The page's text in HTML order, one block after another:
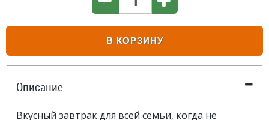
В КОРЗИНУ
Описание
Вкусный завтрак для всей семьи, когда не